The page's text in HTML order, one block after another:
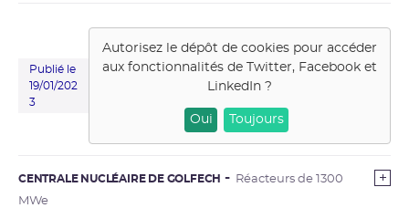
Publié le
19/01/202
3
Autorisez le dépôt de cookies pour accéder
aux fonctionnalités deTwitter, Facebook et
LinkedIn ?
Oui Toujours
CENTRALE NUCLÉAIRE DE GOLFECH
Réacteurs de 1300
MWe